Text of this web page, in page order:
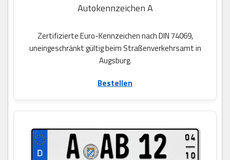
Autokennzeichen A
Zertifizierte Euro-Kennzeichen nach DIN 74069,
uneingeschränkt gültig beim Straßenverkehrsamt in
Augsburg.
Bestellen